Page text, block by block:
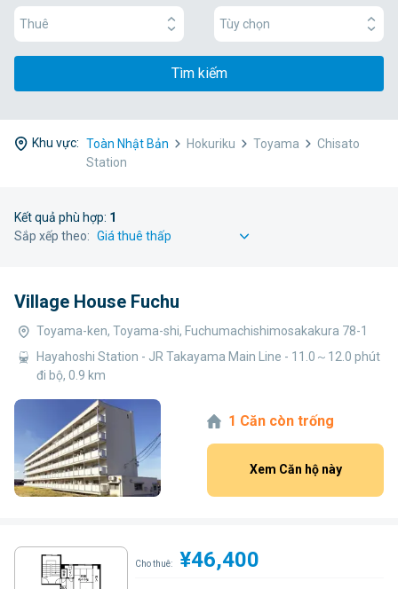
Thuê Tùy chọn
Tìm kiếm
Khu vực: Toàn Nhật Bản Hokuriku Toyama
Chisato
Station
Kết quả phù hợp: 1
Sắp xếp theo:
Village House Fuchu
Toyama-ken, Toyama-shi, Fuchumachishimosakakura 78-1
Hayahoshi Station - JR Takayama Main Line - 11.0～12.0 phút
đi bộ, 0.9 km
1 Căn còn trống
Xem Căn hộ này
Cho thuê: ¥46,400